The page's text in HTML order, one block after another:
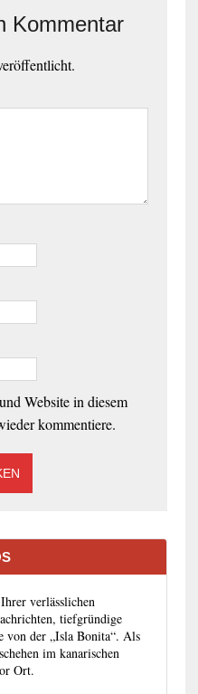
Kommentar
Website in diesem
kommentiere.
verlässlichen
tiefgründige
von der „Isla Bonita“. Als
im kanarischen
Ort.